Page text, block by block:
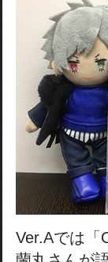
Ver.Aでは「